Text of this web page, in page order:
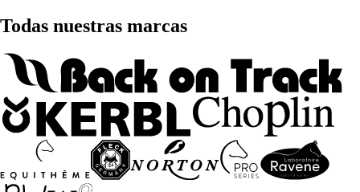
Todas nuestras marcas